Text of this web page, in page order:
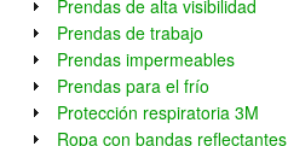
Prendas de alta visibilidad
Prendas de trabajo
Prendas impermeables
Prendas para el frío
Protección respiratoria 3M
Ropa con bandas reflectantes